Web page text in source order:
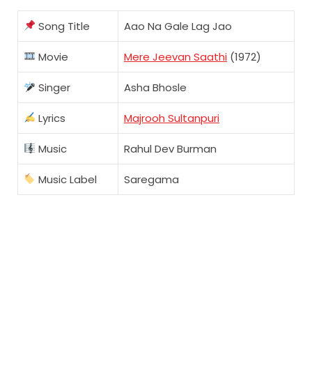
Song Title Aao Na Gale Lag Jao
Movie Mere Jeevan Saathi (1972)
Singer Asha Bhosle
Lyrics Majrooh Sultanpuri
Music Rahul Dev Burman
Music Label Saregama